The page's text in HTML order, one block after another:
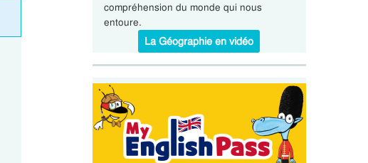
compréhension du monde qui nous
entoure.
La Géographie en vidéo